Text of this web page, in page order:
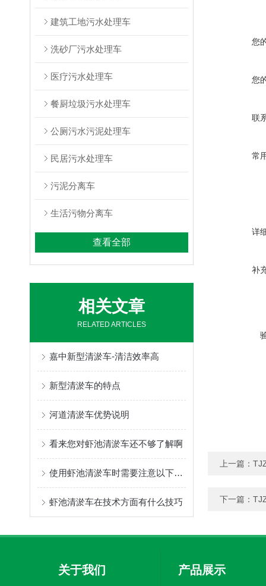
建筑工地污水处理车
洗砂厂污水处理车
医疗污水处理车
餐厨垃圾污水处理车
公厕污水污泥处理车
民居污水处理车
污泥分离车
生活污物分离车
查看全部
相关文章
RELATED ARTICLES
嘉中新型清淤车-清洁效率高
新型清淤车的特点
河道清淤车优势说明
看来您对虾池清淤车还不够了解啊
使用虾池清淤车时需要注意以下几个方面的事项
虾池清淤车在技术方面有什么技巧
您
您
联
常
详
补
上一篇：
下一篇：
关于我们 产品展示